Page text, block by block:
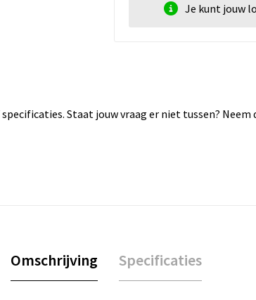
Je kunt jouw
Staat jouw vraag er niet tussen? Neem
Omschrijving Specificaties